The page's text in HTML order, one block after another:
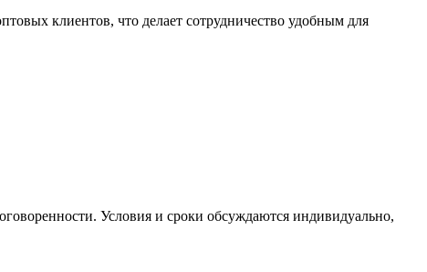
клиентов, что делает сотрудничество удобным для
Условия и сроки обсуждаются индивидуально,